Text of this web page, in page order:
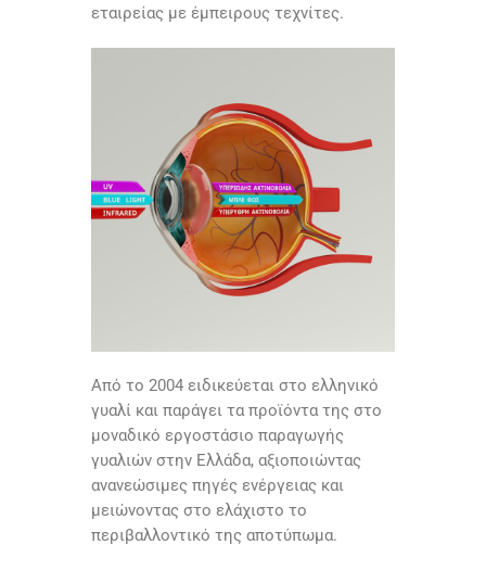
εταιρείας με έμπειρους τεχνίτες.
Aπό το 2004 ειδικεύεται στo ελληνικό
γυαλί και παράγει τα προϊόντα της στο
μοναδικό εργοστάσιο παραγωγής
γυαλιών στην Ελλάδα, αξιοποιώντας
ανανεώσιμες πηγές ενέργειας και
μειώνοντας στο ελάχιστο το
περιβαλλοντικό της αποτύπωμα.